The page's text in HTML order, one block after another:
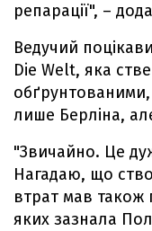
репарації", –
Ведучий
Die Welt, яка
лише Берліна,
"Звичайно. Це
Нагадаю, що
втрат мав також
яких зазнала